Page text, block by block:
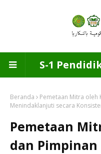
S-1
Beranda
Pemetaan Mitra oleh
Menindaklanjuti secara
Pemetaan
dan